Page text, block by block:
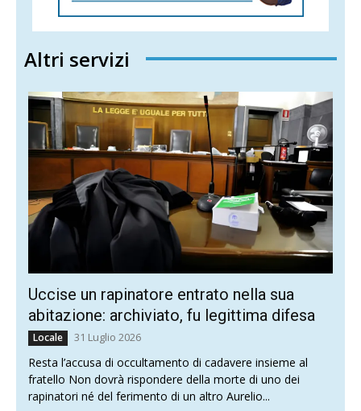
Altri servizi
Uccise un rapinatore entrato nella sua
abitazione: archiviato, fu legittima difesa
Locale 31 Luglio 2026
Resta l’accusa di occultamento di cadavere insieme al
fratello Non dovrà rispondere della morte di uno dei
rapinatori né del ferimento di un altro Aurelio...